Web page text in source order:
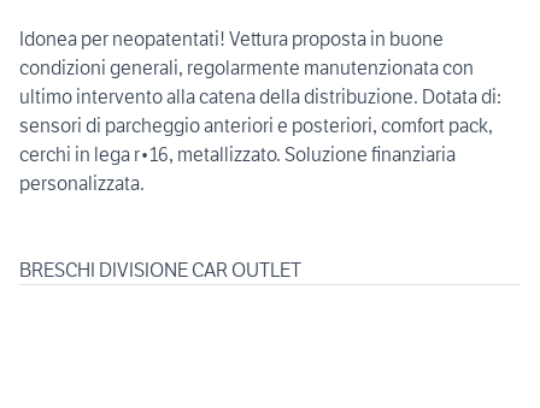
Idonea per neopatentati! Vettura proposta in buone
condizioni generali, regolarmente manutenzionata con
ultimo intervento alla catena della distribuzione. Dotata di:
sensori di parcheggio anteriori e posteriori, comfort pack,
cerchi in lega r•16, metallizzato. Soluzione finanziaria
personalizzata.